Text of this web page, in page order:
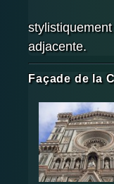
adjacente.
Façade de la